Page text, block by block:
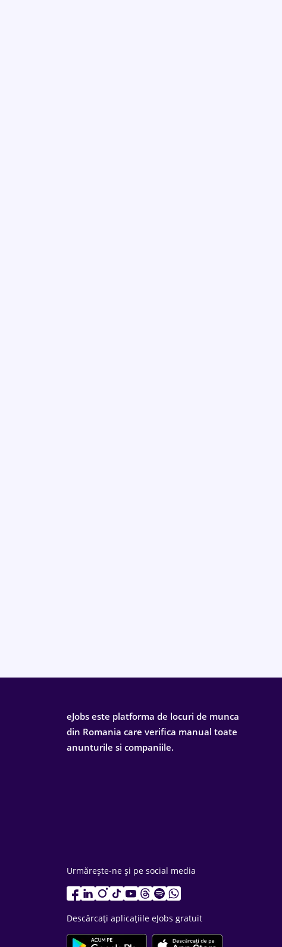
eJobs este platforma de locuri de munca
din Romania care verifica manual toate
anunturile si companiile.
Urmărește-ne și pe social media
Descărcați aplicațiile eJobs gratuit